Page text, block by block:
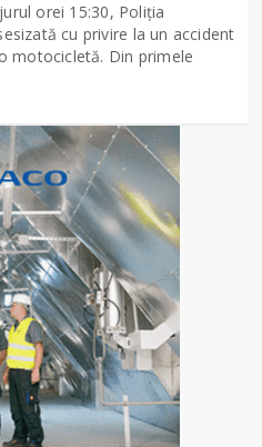
orei 15:30, Poliția
cu privire la un accident
motocicletă. Din primele